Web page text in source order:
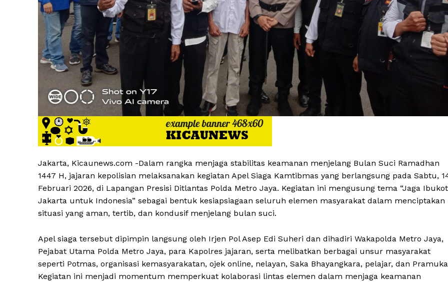
Jakarta, Kicaunews.com -Dalam rangka menjaga stabilitas keamanan menjelang Bulan Suci Ramadhan
1447 H, jajaran kepolisian melaksanakan kegiatan Apel Siaga Kamtibmas yang berlangsung pada Sabtu,
Februari 2026, di Lapangan Presisi Ditlantas Polda Metro Jaya. Kegiatan ini mengusung tema “Jaga
Jakarta untuk Indonesia” sebagai bentuk kesiapsiagaan seluruh elemen masyarakat dalam menciptakan
situasi yang aman, tertib, dan kondusif menjelang bulan suci.
Apel siaga tersebut dipimpin langsung oleh Irjen Pol Asep Edi Suheri dan dihadiri Wakapolda Metro Jaya,
Pejabat Utama Polda Metro Jaya, para Kapolres jajaran, serta melibatkan berbagai unsur masyarakat
seperti Potmas, organisasi kemasyarakatan, ojek online, nelayan, Saka Bhayangkara, pelajar, dan
Kegiatan ini menjadi momentum memperkuat kolaborasi lintas elemen dalam menjaga keamanan